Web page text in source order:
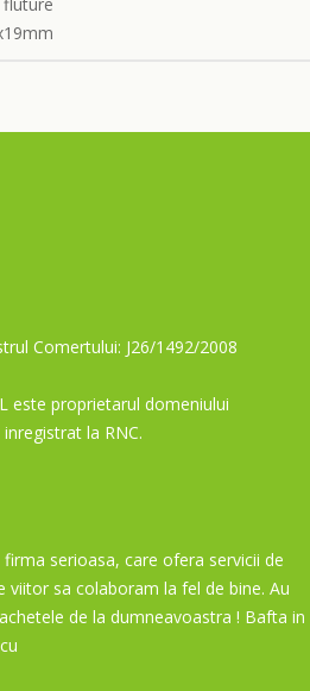
Comertului: J26/1492/2008
este proprietarul domeniului
la RNC.
serioasa, care ofera servicii de
viitor sa colaboram la fel de bine. Au
de la dumneavoastra ! Bafta in